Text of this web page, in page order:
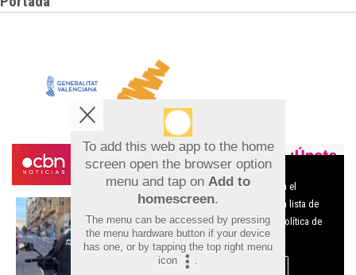
To add this web app to the home
screen open the browser option
menu and tap on Add to
homescreen.
The menu can be accessed by pressing
the menu hardware button if your device
has one, or by tapping the top right menu
icon
.
Aviso sobre el Uso de cookies:
Utilizamos cookies nuestras y de terceros para el
funcionamiento del digital. Puedes consultar la lista de
cookies y como desconectarlas. Ver nuestra Política de
Privacidad y Cookies
Aceptar Cookies